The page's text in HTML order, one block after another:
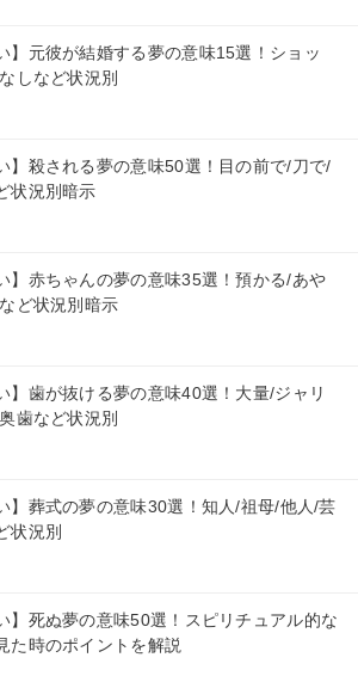
】元彼が結婚する夢の意味15選！ショッ
しなど状況別
】殺される夢の意味50選！目の前で/刀で/
状況別暗示
】赤ちゃんの夢の意味35選！預かる/あや
ど状況別暗示
】歯が抜ける夢の意味40選！大量/ジャリ
歯など状況別
】葬式の夢の意味30選！知人/祖母/他人/芸
状況別
】死ぬ夢の意味50選！スピリチュアル的な
た時のポイントを解説